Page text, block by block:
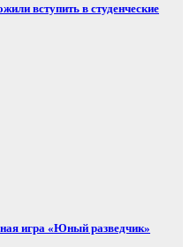
вступить в студенческие
игра «Юный разведчик»